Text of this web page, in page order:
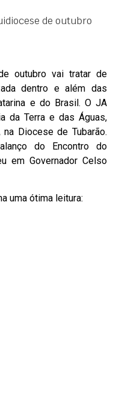
de outubro
outubro vai tratar de
dentro e além das
e do Brasil. O JA
da Terra e das Águas,
Diocese de Tubarão.
do Encontro do
em Governador Celso
uma ótima leitura: